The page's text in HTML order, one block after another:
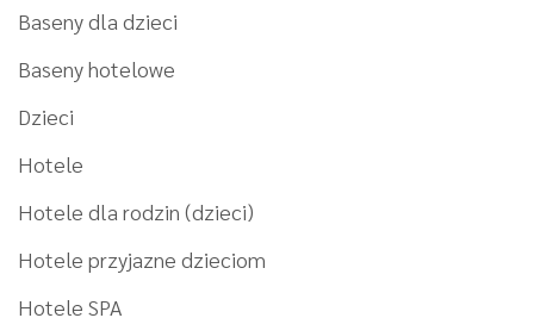
Baseny dla dzieci
Baseny hotelowe
Dzieci
Hotele
Hotele dla rodzin (dzieci)
Hotele przyjazne dzieciom
Hotele SPA